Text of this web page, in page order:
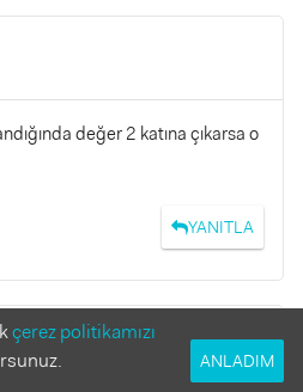
değer 2 katına çıkarsa o
YANITLA
çerez politikamızı
ANLADIM